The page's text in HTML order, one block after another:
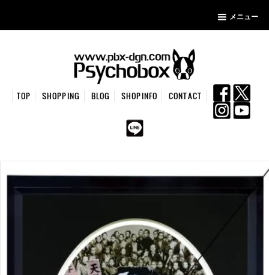
メニュー
TOP SHOPPING BLOG SHOPINFO CONTACT